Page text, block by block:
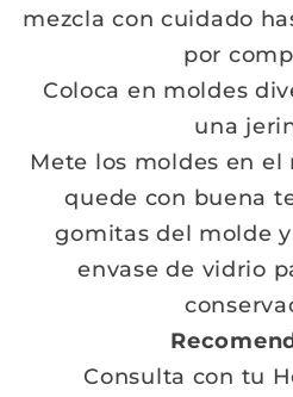
mezcla con cuidado
por
Coloca en moldes
una
Mete los moldes en el
quede con buena
gomitas del molde
envase de vidrio
Consulta con tu